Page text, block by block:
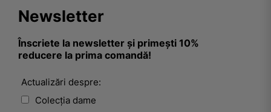
Newsletter
Înscriete la newsletter și primești 10%
reducere la prima comandă!
Actualizări despre:
Colecția dame